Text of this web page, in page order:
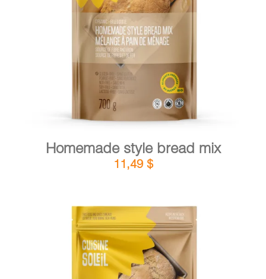
ADD TO CART DETAILS
Homemade style bread mix
11,49 $